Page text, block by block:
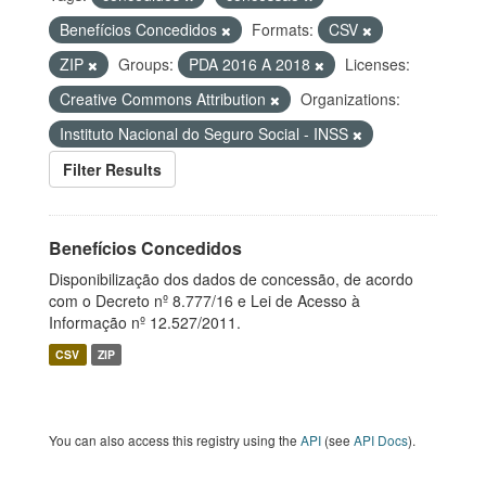
Benefícios Concedidos
Formats:
CSV
ZIP
Groups: PDA 2016 A 2018
Licenses:
Creative Commons Attribution
Organizations:
Instituto Nacional do Seguro Social - INSS
Filter Results
Benefícios Concedidos
Disponibilização dos dados de concessão, de acordo
com o Decreto nº 8.777/16 e Lei de Acesso à
Informação nº 12.527/2011.
CSV ZIP
You can also access this registry using the API (see API Docs).